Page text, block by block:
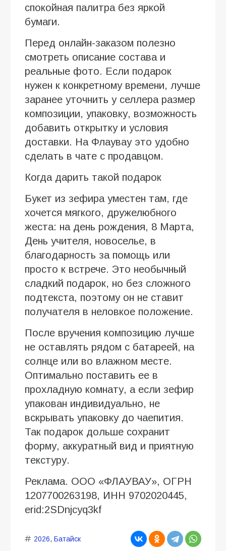
спокойная палитра без яркой
бумаги.
Перед онлайн-заказом полезно
смотреть описание состава и
реальные фото. Если подарок
нужен к конкретному времени, лучше
заранее уточнить у селлера размер
композиции, упаковку, возможность
добавить открытку и условия
доставки. На Флаувау это удобно
сделать в чате с продавцом.
Когда дарить такой подарок
Букет из зефира уместен там, где
хочется мягкого, дружелюбного
жеста: на день рождения, 8 Марта,
День учителя, новоселье, в
благодарность за помощь или
просто к встрече. Это необычный
сладкий подарок, но без сложного
подтекста, поэтому он не ставит
получателя в неловкое положение.
После вручения композицию лучше
не оставлять рядом с батареей, на
солнце или во влажном месте.
Оптимально поставить ее в
прохладную комнату, а если зефир
упакован индивидуально, не
вскрывать упаковку до чаепития.
Так подарок дольше сохранит
форму, аккуратный вид и приятную
текстуру.
Реклама. ООО «ФЛАУВАУ», ОГРН
1207700263198, ИНН 9702020445,
erid:2SDnjcyq3kf
2026, Батайск